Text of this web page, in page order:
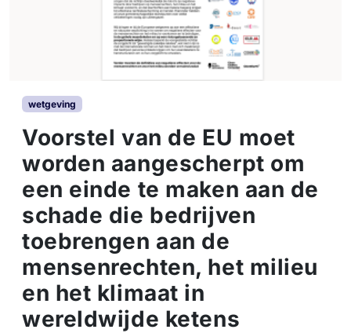
wetgeving
Voorstel van de EU moet
worden aangescherpt om
een einde te maken aan de
schade die bedrijven
toebrengen aan de
mensenrechten, het milieu
en het klimaat in
wereldwijde ketens